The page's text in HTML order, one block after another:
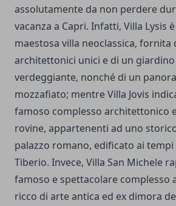
assolutamente da non perdere
vacanza a Capri. Infatti, Villa Lysis
maestosa villa neoclassica, fornita
architettonici unici e di un
verdeggiante, nonché di un
mozzafiato; mentre Villa Jovis
famoso complesso architettonico
rovine, appartenenti ad uno
palazzo romano, edificato ai
Tiberio. Invece, Villa San Michele
famoso e spettacolare complesso
ricco di arte antica ed ex dimora